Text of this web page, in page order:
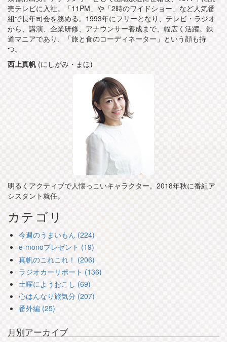
売テレビに入社。「11PM」や「2時のワイドショー」など人気番
組で長年司会を務める。1993年にフリーとなり、テレビ・ラジオ
から、講演、企業研修、アナウンサー養成まで、幅広く活躍。鉄
道マニアであり、「旅と食のコーディネーター」という顔も持
つ。
西上真帆(にしがみ・まほ)
明るくアクティブで人懐っこいキャラクター。2018年秋に番組ア
シスタント就任。
カテゴリ
今週のうまいもん (224)
e-monoプレゼント (19)
真帆のこれこれ！ (206)
ラジオカーリポート (136)
土曜にようおこし (69)
心はんなり旅気分 (207)
番外編 (25)
月別アーカイブ